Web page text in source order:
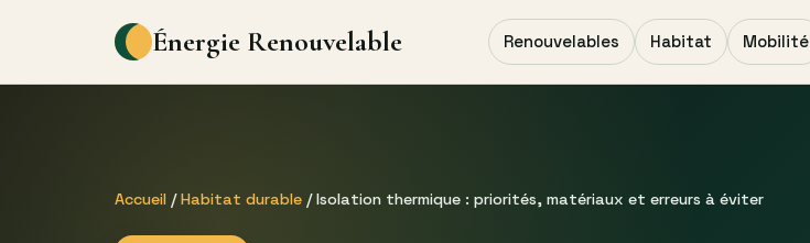
Énergie Renouvelable Renouvelables Habitat Mobilité
Accueil /Habitat durable / Isolation thermique : priorités, matériaux et erreurs à éviter